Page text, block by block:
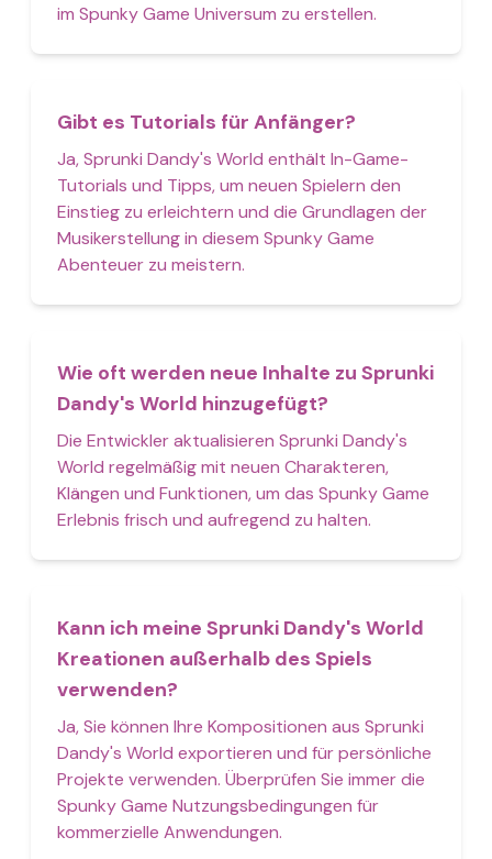
im Spunky Game Universum zu erstellen.
Gibt es Tutorials für Anfänger?
Ja, Sprunki Dandy's World enthält In-Game-
Tutorials und Tipps, um neuen Spielern den
Einstieg zu erleichtern und die Grundlagen der
Musikerstellung in diesem Spunky Game
Abenteuer zu meistern.
Wie oft werden neue Inhalte zu Sprunki
Dandy's World hinzugefügt?
Die Entwickler aktualisieren Sprunki Dandy's
World regelmäßig mit neuen Charakteren,
Klängen und Funktionen, um das Spunky Game
Erlebnis frisch und aufregend zu halten.
Kann ich meine Sprunki Dandy's World
Kreationen außerhalb des Spiels
verwenden?
Ja, Sie können Ihre Kompositionen aus Sprunki
Dandy's World exportieren und für persönliche
Projekte verwenden. Überprüfen Sie immer die
Spunky Game Nutzungsbedingungen für
kommerzielle Anwendungen.